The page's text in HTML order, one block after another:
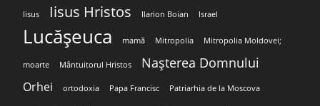
Iisus Iisus Hristos Ilarion Boian Israel
Lucășeuca mamă Mitropolia Mitropolia Moldovei;
moarte Mântuitorul Hristos Nașterea Domnului
Orhei ortodoxia Papa Francisc Patriarhia de la Moscova